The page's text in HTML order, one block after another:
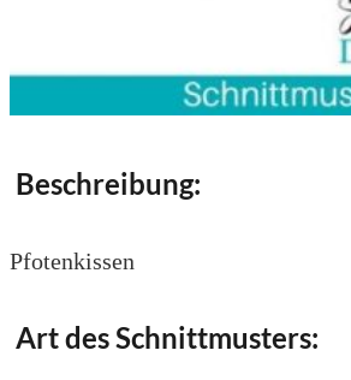
Beschreibung:
Pfotenkissen
Art des Schnittmusters: